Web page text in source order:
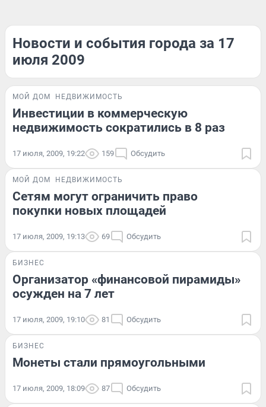
Новости и события города за 17
июля 2009
МОЙ ДОМ НЕДВИЖИМОСТЬ
Инвестиции в коммерческую
недвижимость сократились в 8 раз
17 июля, 2009, 19:22 159 Обсудить
МОЙ ДОМ НЕДВИЖИМОСТЬ
Сетям могут ограничить право
покупки новых площадей
17 июля, 2009, 19:13 69 Обсудить
БИЗНЕС
Организатор «финансовой пирамиды»
осужден на 7 лет
17 июля, 2009, 19:10 81 Обсудить
БИЗНЕС
Монеты стали прямоугольными
17 июля, 2009, 18:09 87 Обсудить